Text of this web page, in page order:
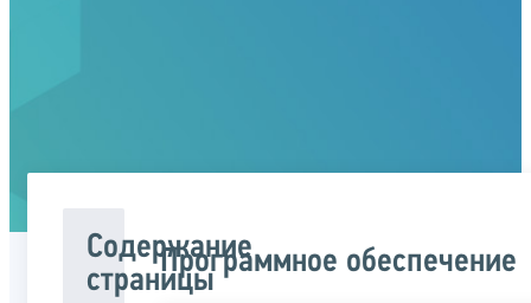
Содержание
страницы
Программное обеспечение